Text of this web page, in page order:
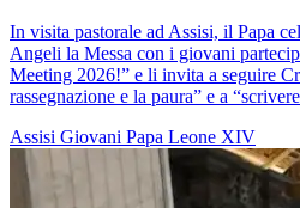
In visita pastorale ad Assisi, il Papa
Angeli la Messa con i giovani
Meeting 2026!” e li invita a seguire
rassegnazione e la paura” e a
Assisi Giovani Papa Leone XIV